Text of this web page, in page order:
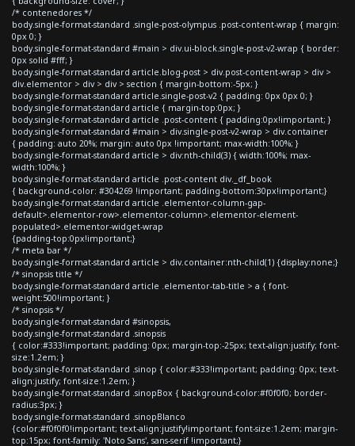
/* contenedores */
body.single-format-standard .single-post-olympus .post-content-wrap { margin:
0px 0; }
body.single-format-standard #main > div.ui-block.single-post-v2-wrap { border:
0px solid #fff; }
body.single-format-standard article.blog-post > div.post-content-wrap > div >
div.elementor > div > div > section { margin-bottom:-5px; }
body.single-format-standard article.single-post-v2 { padding: 0px 0px 0; }
body.single-format-standard article { margin-top:0px; }
body.single-format-standard article .post-content { padding:0px!important; }
body.single-format-standard #main > div.single-post-v2-wrap > div.container
{ padding: auto 20%; margin: auto 0px !important; max-width:100%; }
body.single-format-standard article > div:nth-child(3) { width:100%; max-
width:100%; }
body.single-format-standard article .post-content div._df_book
{ background-color: #304269 !important; padding-bottom:30px!important;}
body.single-format-standard article .elementor-column-gap-
default>.elementor-row>.elementor-column>.elementor-element-
populated>.elementor-widget-wrap
{padding-top:0px!important;}
/* meta bar */
body.single-format-standard article > div.container:nth-child(1) {display:none;}
/* sinopsis title */
body.single-format-standard article .elementor-tab-title > a { font-
weight:500!important; }
/* sinopsis */
body.single-format-standard #sinopsis,
body.single-format-standard .sinopsis
{ color:#333!important; padding: 0px; margin-top:-25px; text-align:justify; font-
size:1.2em; }
body.single-format-standard .sinop { color:#333!important; padding: 0px; text-
align:justify; font-size:1.2em; }
body.single-format-standard .sinopBox { background-color:#f0f0f0; border-
radius:3px; }
body.single-format-standard .sinopBlanco
{color:#f0f0f0!important; text-align:justify!important; font-size:1.2em; margin-
top:15px; font-family: 'Noto Sans', sans-serif !important;}